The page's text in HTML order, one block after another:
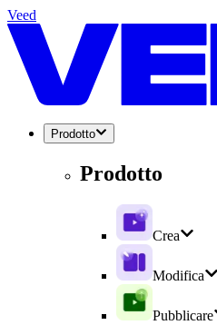
Veed
Prodotto
Prodotto
Crea
Modifica
Pubblicare